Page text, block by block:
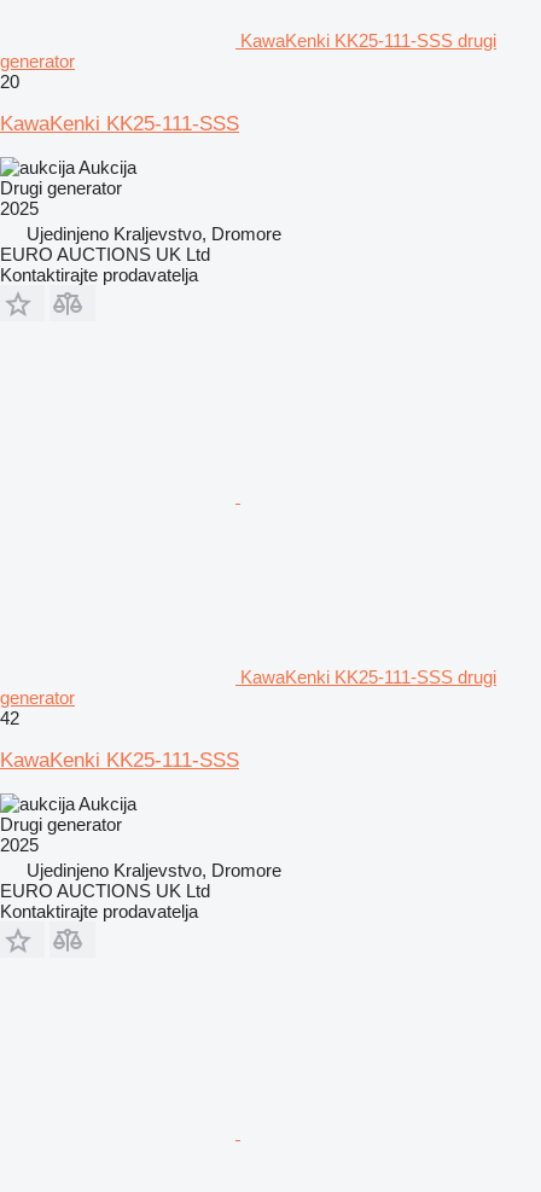
KawaKenki KK25-111-SSS drugi
generator
20
KawaKenki KK25-111-SSS
Aukcija
Drugi generator
2025
Ujedinjeno Kraljevstvo, Dromore
EURO AUCTIONS UK Ltd
Kontaktirajte prodavatelja
KawaKenki KK25-111-SSS drugi
generator
42
KawaKenki KK25-111-SSS
Aukcija
Drugi generator
2025
Ujedinjeno Kraljevstvo, Dromore
EURO AUCTIONS UK Ltd
Kontaktirajte prodavatelja